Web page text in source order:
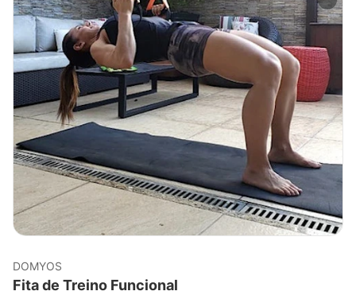
DOMYOS
Fita de Treino Funcional